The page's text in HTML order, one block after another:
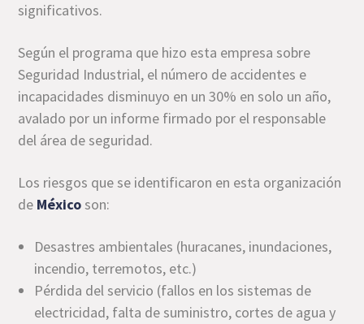
significativos.
Según el programa que hizo esta empresa sobre
Seguridad Industrial, el número de accidentes e
incapacidades disminuyo en un 30% en solo un año,
avalado por un informe firmado por el responsable
del área de seguridad.
Los riesgos que se identificaron en esta organización
de Méxicoson:
Desastres ambientales (huracanes, inundaciones,
incendio, terremotos, etc.)
Pérdida del servicio (fallos en los sistemas de
electricidad, falta de suministro, cortes de agua y